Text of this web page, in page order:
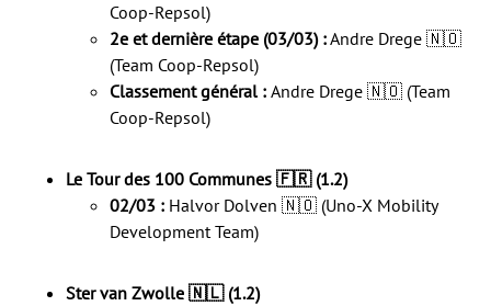
Coop-Repsol)
2e et dernière étape (03/03) :Andre Drege 🇳🇴
(Team Coop-Repsol)
Classement général : Andre Drege 🇳🇴 (Team
Coop-Repsol)
Le Tour des 100 Communes 🇫🇷 (1.2)
02/03 : Halvor Dolven 🇳🇴 (Uno-X Mobility
Development Team)
Ster van Zwolle 🇳🇱 (1.2)